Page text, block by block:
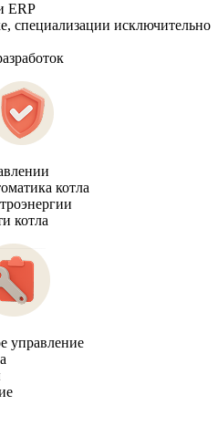
ERP
специализации исключительно
котла
котла
управление